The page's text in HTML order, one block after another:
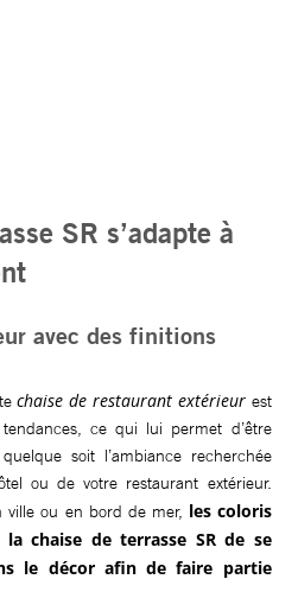
SR s’adapte à
avec des finitions
chaise de restaurant extérieurest
ce qui lui permet d’être
soit l’ambiance recherchée
ou de votre restaurant extérieur.
ville ou en bord de mer, les coloris
chaise de terrasse SR de se
le décor afin de faire partie